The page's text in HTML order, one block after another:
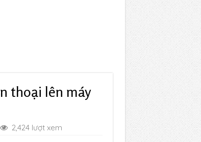
thoại lên máy
2,424 lượt xem